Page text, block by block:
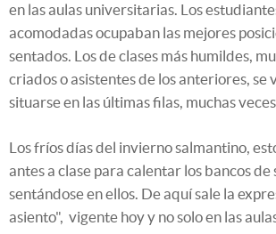
en las aulas universitarias. Los
acomodadas ocupaban las mejores
sentados. Los de clases más humildes,
criados o asistentes de los anteriores, se
situarse en las últimas filas, muchas
Los fríos días del invierno salmantino,
antes a clase para calentar los bancos de
sentándose en ellos. De aquí sale la
asiento", vigente hoy y no solo en las